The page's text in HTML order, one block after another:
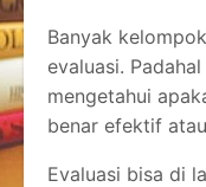
Banyak
evaluasi.
mengetahui
benar efektif
Evaluasi bisa di